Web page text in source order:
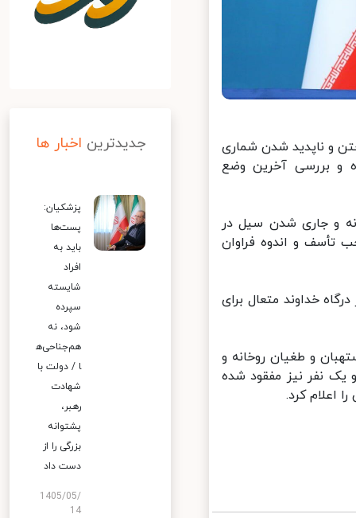
و ناپدید شدن شماری
و بررسی آخرین وضع
و جاری شدن سیل در
و اندوه فراوان
خداوند متعال برای
و طغیان روخانه و
دست دادند و یک نفر نیز مفقود شده
جدیدترین اخبار ها
پزشکیان:
پست‌ها
باید به
افراد
شایسته
سپرده
شود، نه
هم‌جناحی‌ه
ا / دولت با
شهادت
رهبر،
پشتوانه
بزرگی را از
دست داد
1405/05/
14